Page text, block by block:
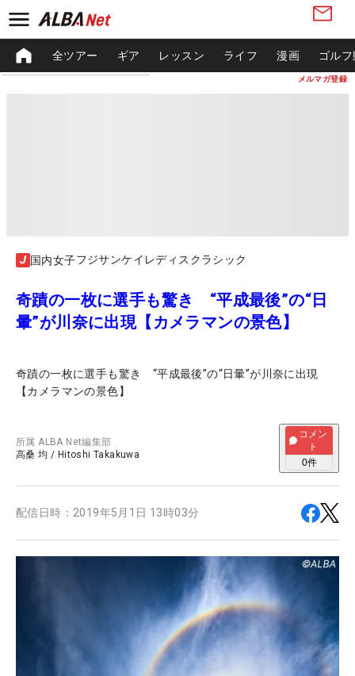
メルマガ登録
全ツアー ギア レッスン ライフ 漫画 ゴル
国内女子フジサンケイレディスクラシック
奇蹟の一枚に選手も驚き “平成最後”の“日
暈”が川奈に出現【カメラマンの景色】
奇蹟の一枚に選手も驚き “平成最後”の“日暈”が川奈に出現
【カメラマンの景色】
所属ALBA Net編集部
高桑 均 / Hitoshi Takakuwa
コメン
ト
0件
配信日時： 2019年5月1日 13時03分